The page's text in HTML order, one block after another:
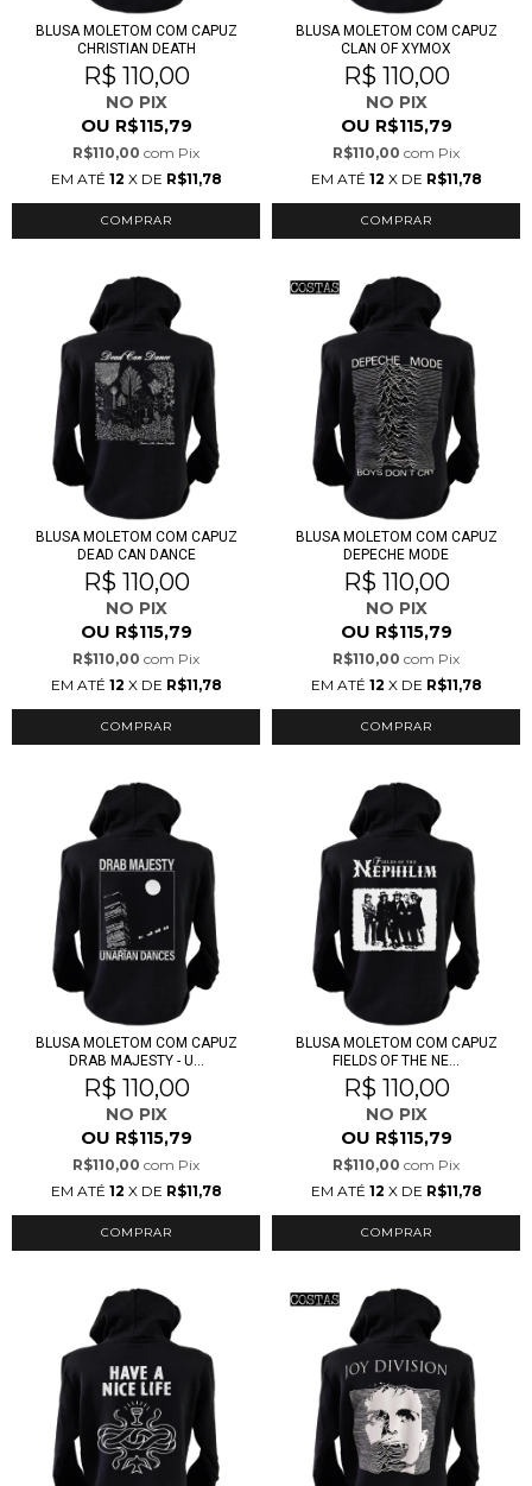
BLUSA MOLETOM COM CAPUZ
CHRISTIAN DEATH
R$ 110,00
NO PIX
OU R$115,79
R$110,00 com Pix
EM ATÉ 12 X DE R$11,78
COMPRAR
BLUSA MOLETOM COM CAPUZ
CLAN OF XYMOX
R$ 110,00
NO PIX
OU R$115,79
R$110,00 com Pix
EM ATÉ 12 X DE R$11,78
COMPRAR
BLUSA MOLETOM COM CAPUZ
DEAD CAN DANCE
R$ 110,00
NO PIX
OU R$115,79
R$110,00 com Pix
EM ATÉ 12 X DE R$11,78
COMPRAR
BLUSA MOLETOM COM CAPUZ
DEPECHE MODE
R$ 110,00
NO PIX
OU R$115,79
R$110,00 com Pix
EM ATÉ 12 X DE R$11,78
COMPRAR
BLUSA MOLETOM COM CAPUZ
DRAB MAJESTY - U...
R$ 110,00
NO PIX
OU R$115,79
R$110,00 com Pix
EM ATÉ 12 X DE R$11,78
COMPRAR
BLUSA MOLETOM COM CAPUZ
FIELDS OF THE NE...
R$ 110,00
NO PIX
OU R$115,79
R$110,00 com Pix
EM ATÉ 12 X DE R$11,78
COMPRAR